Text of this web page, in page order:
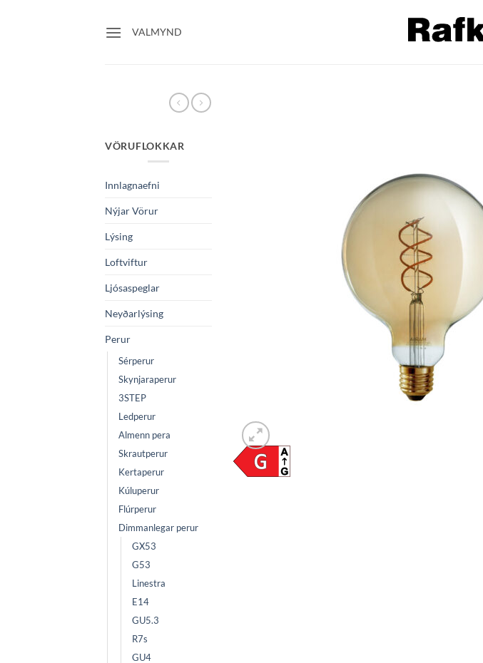
VALMYND
VÖRUFLOKKAR
Innlagnaefni
Nýjar Vörur
Lýsing
Loftviftur
Ljósaspeglar
Neyðarlýsing
Perur
Sérperur
Skynjaraperur
3STEP
Ledperur
Almenn pera
Skrautperur
Kertaperur
Kúluperur
Flúrperur
Dimmanlegar perur
GX53
G53
Linestra
E14
GU5.3
R7s
GU4